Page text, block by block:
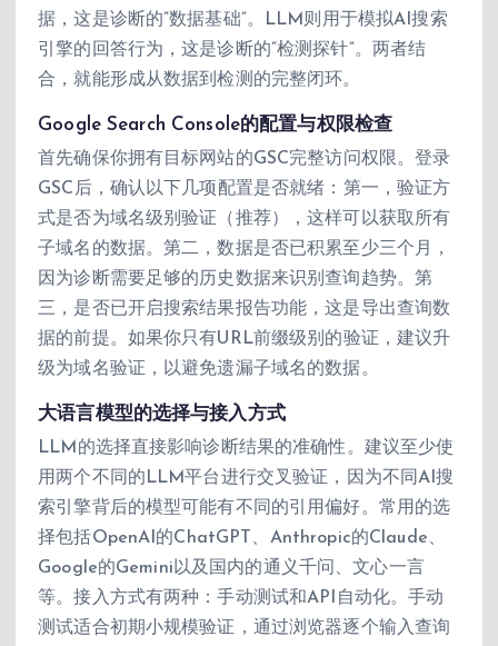
据，这是诊断的”数据基础”。LLM则用于模拟AI搜索
引擎的回答行为，这是诊断的”检测探针”。两者结
合，就能形成从数据到检测的完整闭环。
Google Search Console的配置与权限检查
首先确保你拥有目标网站的GSC完整访问权限。登录
GSC后，确认以下几项配置是否就绪：第一，验证方
式是否为域名级别验证（推荐），这样可以获取所有
子域名的数据。第二，数据是否已积累至少三个月，
因为诊断需要足够的历史数据来识别查询趋势。第
三，是否已开启搜索结果报告功能，这是导出查询数
据的前提。如果你只有URL前缀级别的验证，建议升
级为域名验证，以避免遗漏子域名的数据。
大语言模型的选择与接入方式
LLM的选择直接影响诊断结果的准确性。建议至少使
用两个不同的LLM平台进行交叉验证，因为不同AI搜
索引擎背后的模型可能有不同的引用偏好。常用的选
择包括OpenAI的ChatGPT、Anthropic的Claude、
Google的Gemini以及国内的通义千问、文心一言
等。接入方式有两种：手动测试和API自动化。手动
测试适合初期小规模验证，通过浏览器逐个输入查询